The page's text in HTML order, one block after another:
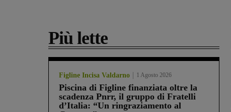
Più lette
Figline Incisa Valdarno 1 Agosto 2026
Piscina di Figline finanziata oltre la
scadenza Pnrr, il gruppo di Fratelli
d’Italia: “Un ringraziamento al